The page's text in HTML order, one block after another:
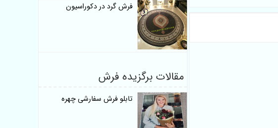
فرش گرد در دکوراسیون
مقالات برگزیده فرش
تابلو فرش سفارشی چهره